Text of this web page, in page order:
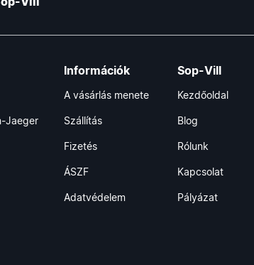
Jaeger
Információk
A vásárlás menete
Szállítás
Fizetés
ÁSZF
Adatvédelem
Sop-Vill
Kezdőoldal
Blog
Rólunk
Kapcsolat
Pályázat